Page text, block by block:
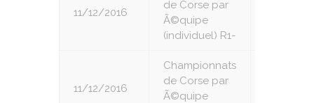
11/12/2016
de Corse par
Ã©quipe
(individuel) R1-
11/12/2016
Championnats
de Corse par
Ã©quipe